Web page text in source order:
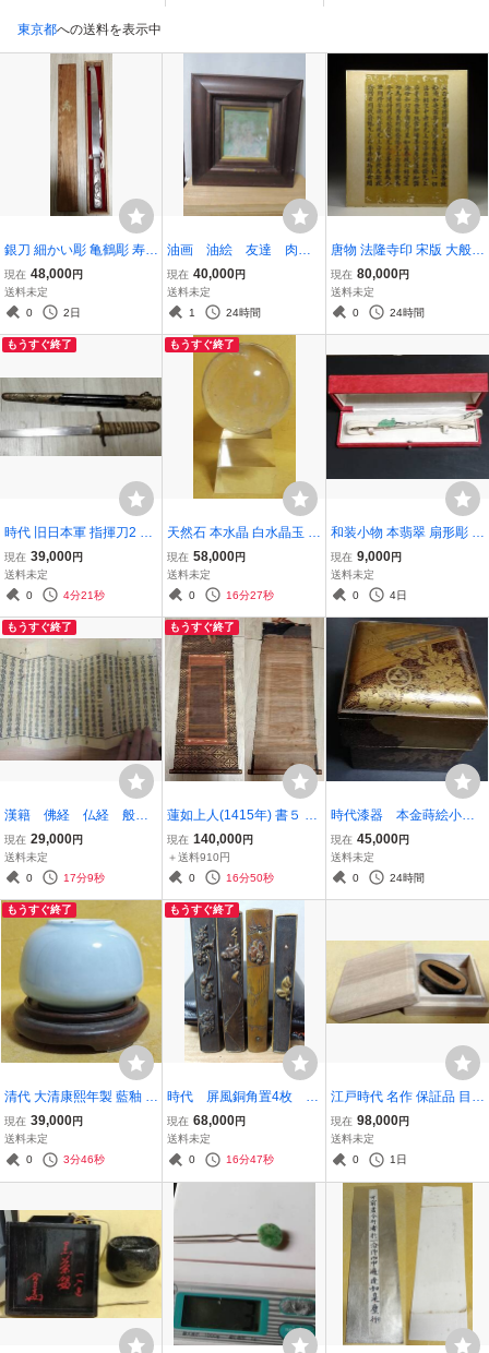
東京都への送料を表示中
銀刀 細かい彫 亀鶴彫 寿銘
重さ261g 共箱
現在 48,000円
送料未定
0
2日
油画 油絵 友達 肉筆
サインあり Jirina KLIME
NTOV(チェコの絵本名作
家1932-1997) 輸入社：
現在 40,000円
送料未定
1
24時間
唐物 法隆寺印 宋版 大般若
波蜜多経卷第四百五十六
経 色紙貼付 時代物 断簡
仏教経典 中国 古版経
現在 80,000円
送料未定
0
24時間
もうすぐ終了
時代 旧日本軍 指揮刀2 桜
家紋 鮫革柄 御刀小物 40c
m
現在 39,000円
送料未定
0
4分21秒
もうすぐ終了
天然石 本水晶 白水晶玉 直
径106㎜ 台座 時代箱 鑑定
書
現在 58,000円
送料未定
0
16分27秒
和装小物 本翡翠 扇形彫 帯
留◆ 透明 /緑/グリーン/透
かし彫刻/ヴィンテージ/ア
ンティーク/着物/アクセサ
現在 9,000円
送料未定
0
4日
もうすぐ終了
漢籍 佛経 仏経 般若
理趣分品 大般若経第578
巻 享和二年（1801）
現在 29,000円
送料未定
0
17分9秒
もうすぐ終了
蓮如上人(1415年) 書５ 名
号 肉筆 断経 掛軸 本願寺
浄土真宗 検:親鸞 高僧 南
無阿弥陀仏 仏教 浄土真宗
現在 140,000円
＋送料910円
0
16分50秒
時代漆器 本金蒔絵小
箱 鎌倉北条氏 丸に三
つ鱗紋 家紋 煎茶道
具 古美術品 香道具
現在 45,000円
送料未定
0
24時間
もうすぐ終了
清代 大清康熙年製 藍釉 水
洗 天青釉 古裂 時代保証
本物保証
現在 39,000円
送料未定
0
3分46秒
もうすぐ終了
時代 屏風銅角置4枚 篏
金銀 馬 鷹 龍 虫
僧人
現在 68,000円
送料未定
0
16分47秒
江戸時代 名作 保証品 目貫
在銘 岩本 昆寛 花押 刀装
具 箱
現在 98,000円
送料未定
0
1日